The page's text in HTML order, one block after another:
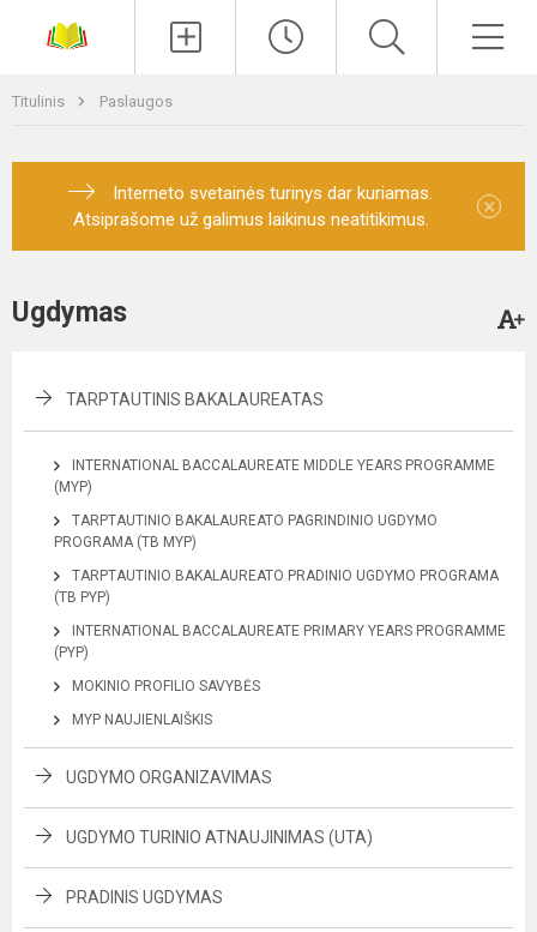
Titulinis Paslaugos
Interneto svetainės turinys dar kuriamas.
Atsiprašome už galimus laikinus neatitikimus.
×
Ugdymas
TARPTAUTINIS BAKALAUREATAS
INTERNATIONAL BACCALAUREATE MIDDLE YEARS PROGRAMME
(MYP)
TARPTAUTINIO BAKALAUREATO PAGRINDINIO UGDYMO
PROGRAMA (TB MYP)
TARPTAUTINIO BAKALAUREATO PRADINIO UGDYMO PROGRAMA
(TB PYP)
INTERNATIONAL BACCALAUREATE PRIMARY YEARS PROGRAMME
(PYP)
MOKINIO PROFILIO SAVYBĖS
MYP NAUJIENLAIŠKIS
UGDYMO ORGANIZAVIMAS
UGDYMO TURINIO ATNAUJINIMAS (UTA)
PRADINIS UGDYMAS